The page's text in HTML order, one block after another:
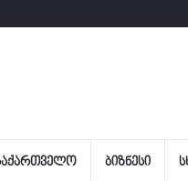
ᲑᲘᲖᲜᲔᲡᲘ